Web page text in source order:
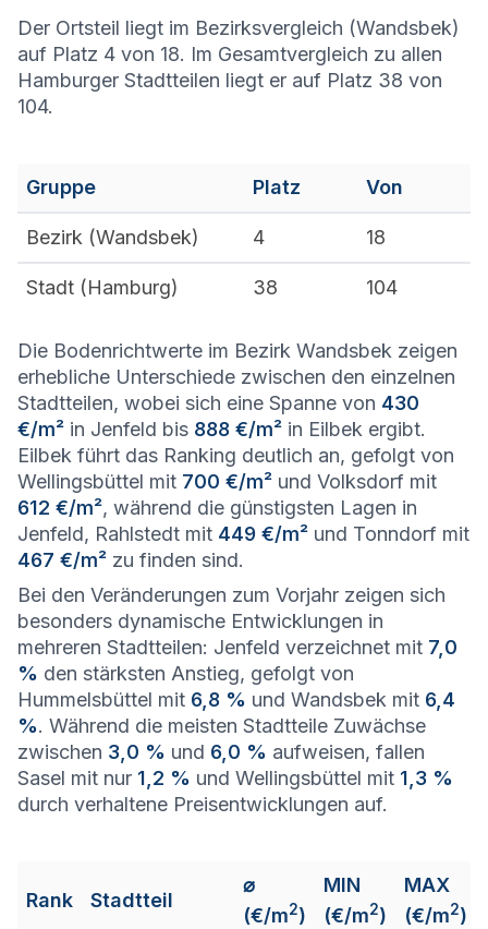
Der Ortsteil liegt im Bezirksvergleich (Wandsbek)
auf Platz 4 von 18. Im Gesamtvergleich zu allen
Hamburger Stadtteilen liegt er auf Platz 38 von
104.
Gruppe Platz Von
Bezirk (Wandsbek) 4 18
Stadt (Hamburg) 38 104
Die Bodenrichtwerte im Bezirk Wandsbek zeigen
erhebliche Unterschiede zwischen den einzelnen
Stadtteilen, wobei sich eine Spanne von 430
€/m² in Jenfeld bis 888 €/m² in Eilbek ergibt.
Eilbek führt das Ranking deutlich an, gefolgt von
Wellingsbüttel mit 700 €/m² und Volksdorf mit
612 €/m², während die günstigsten Lagen in
Jenfeld, Rahlstedt mit 449 €/m² und Tonndorf mit
467 €/m² zu finden sind.
Bei den Veränderungen zum Vorjahr zeigen sich
besonders dynamische Entwicklungen in
mehreren Stadtteilen: Jenfeld verzeichnet mit 7,0
% den stärksten Anstieg, gefolgt von
Hummelsbüttel mit 6,8 % und Wandsbek mit 6,4
%. Während die meisten Stadtteile Zuwächse
zwischen 3,0 % und 6,0 % aufweisen, fallen
Sasel mit nur 1,2 % und Wellingsbüttel mit 1,3 %
durch verhaltene Preisentwicklungen auf.
Rank Stadtteil
⌀
(€/m2)
MIN
(€/m2)
MAX
(€/m2)